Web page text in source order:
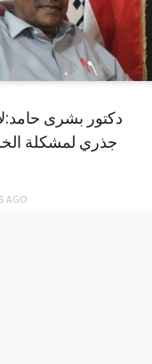
دكتور بشرى
جذري لمشكلة
AGO